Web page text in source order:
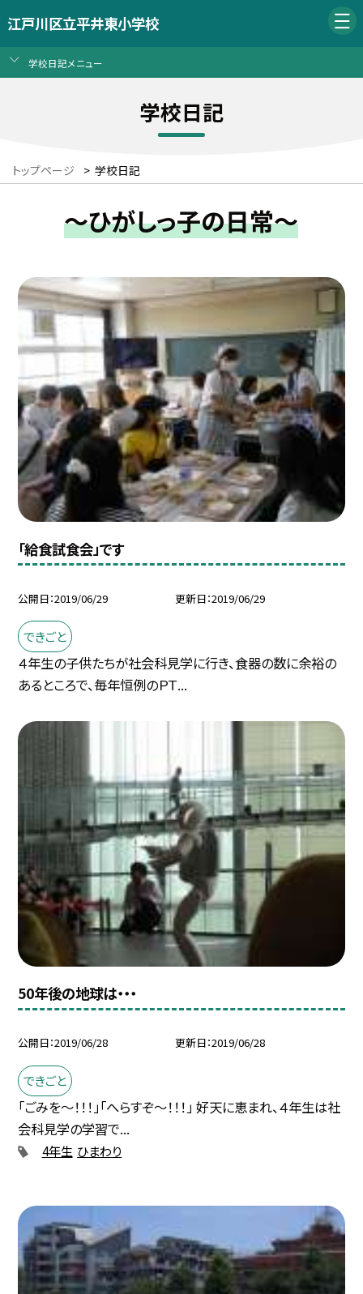
江戸川区立平井東小学校
学校日記メニュー
学校日記
トップページ > 学校日記
～ひがしっ子の日常～
「給食試食会」です
公開日 2019/06/29 更新日 2019/06/29
できごと
４年生の子供たちが社会科見学に行き、食器の数に余裕の
あるところで、毎年恒例のＰＴ...
50年後の地球は・・・
公開日 2019/06/28 更新日 2019/06/28
できごと
「ごみを〜！！！」「へらすぞ〜！！！」 好天に恵まれ、４年生は社
会科見学の学習で...
4年生 ひまわり